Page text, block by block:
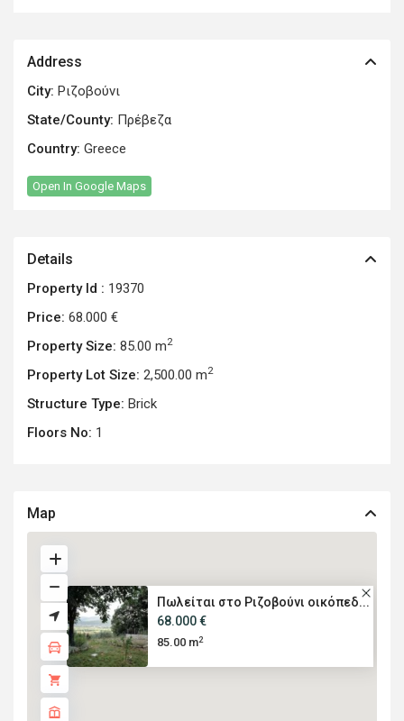
Address
City: Ριζοβούνι
State/County: Πρέβεζα
Country: Greece
Open In Google Maps
Details
Property Id : 19370
Price: 68.000 €
Property Size: 85.00 m2
Property Lot Size: 2,500.00 m2
Structure Type: Brick
Floors No: 1
Map
Πωλείται στο Ριζοβούνι οικόπεδ...
68.000 €
85.00 m2